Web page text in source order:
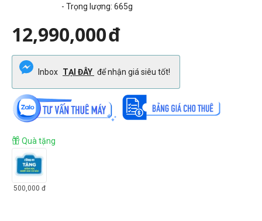
- Trọng lượng: 665g
12,990,000đ
Inbox TẠI ĐÂY để nhận giá siêu tốt!
Quà tặng
500,000 đ